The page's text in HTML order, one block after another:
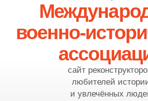
военно-
сайт
любителей
и увлечённых